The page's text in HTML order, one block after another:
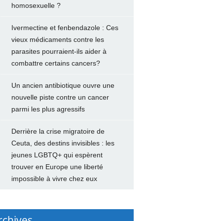
homosexuelle ?
Ivermectine et fenbendazole : Ces
vieux médicaments contre les
parasites pourraient-ils aider à
combattre certains cancers?
Un ancien antibiotique ouvre une
nouvelle piste contre un cancer
parmi les plus agressifs
Derrière la crise migratoire de
Ceuta, des destins invisibles : les
jeunes LGBTQ+ qui espèrent
trouver en Europe une liberté
impossible à vivre chez eux